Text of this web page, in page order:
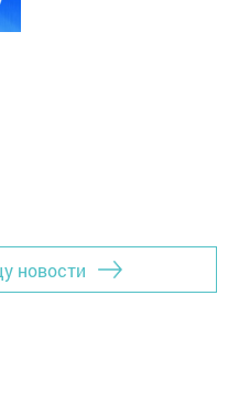
новости